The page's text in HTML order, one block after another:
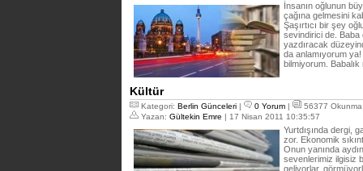
İnsanın oğlunun
çağına gelmesini
Şaşırtıcı bir şey
sevindirici de. Baba
yazdıracak
da anlamıyorum
bilmiyorum.
Kültür
Kategori: Berlin Günceleri | 0 Yorum |
56377 Okunma
Yazan: Gültekin Emre | 17 Nisan 2011 10:35:57
Yurtdışında dergi,
zor. Ekonomik
Onun yanında
sevenlerimiz ilgisiz
geliyorlar,